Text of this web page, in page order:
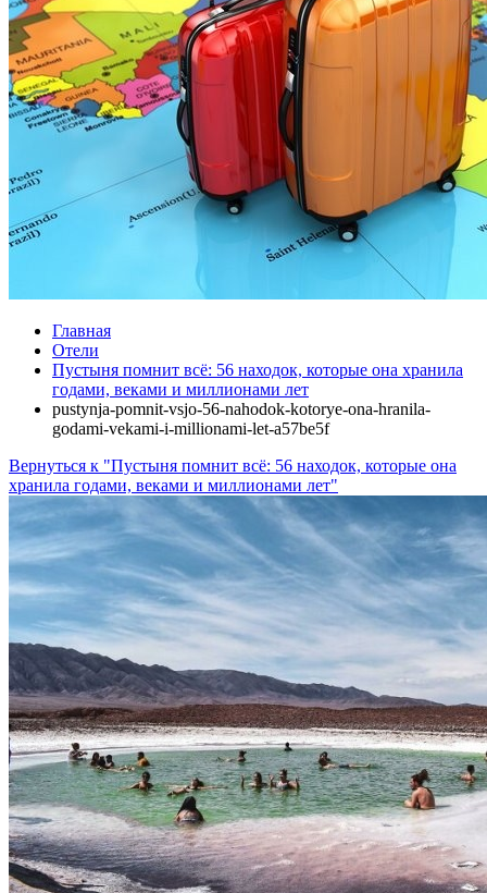
Главная
Отели
Пустыня помнит всё: 56 находок, которые она хранила
годами, веками и миллионами лет
pustynja-pomnit-vsjo-56-nahodok-kotorye-ona-hranila-
godami-vekami-i-millionami-let-a57be5f
Вернуться к "Пустыня помнит всё: 56 находок, которые она
хранила годами, веками и миллионами лет"